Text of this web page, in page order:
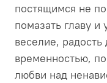
постящимся не
помазать главу
веселие, радость
временностью,
любви над